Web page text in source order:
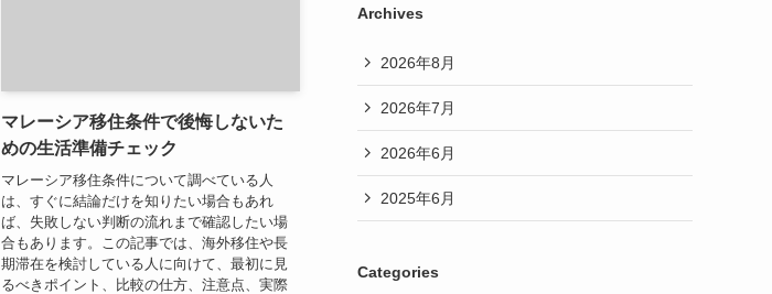
マレーシア移住条件で後悔しないた
めの生活準備チェック
マレーシア移住条件について調べている人
は、すぐに結論だけを知りたい場合もあれ
ば、失敗しない判断の流れまで確認したい場
合もあります。この記事では、海外移住や長
期滞在を検討している人に向けて、最初に見
るべきポイント、比較の仕方、注意点、実際
Archives
2026年8月
2026年7月
2026年6月
2025年6月
Categories